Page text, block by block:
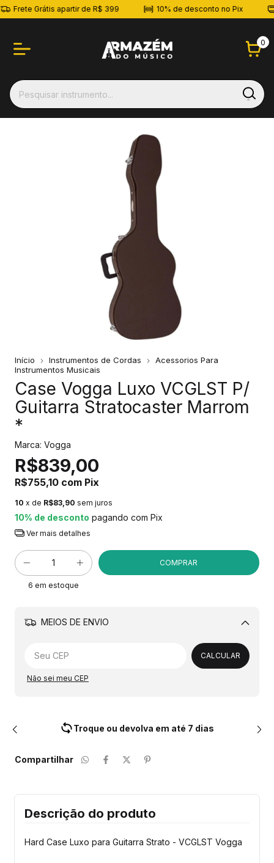
Grátis apartir de R$ 399 10% de desconto no Pix
0
Início Instrumentos de Cordas
Acessorios Para
Instrumentos Musicais
Case Vogga Luxo VCGLST P/
Guitarra Stratocaster Marrom
*
Marca: Vogga
R$839,00
R$755,10 com Pix
10 x de R$83,90 sem juros
10% de desconto pagando com Pix
Ver mais detalhes
6 em estoque
MEIOS DE ENVIO
Alterar CEP
CALCULAR
Não sei meu CEP
Troque ou devolva em até 7 dias
Compartilhar
Descrição do produto
Hard Case Luxo para Guitarra Strato - VCGLST Vogga